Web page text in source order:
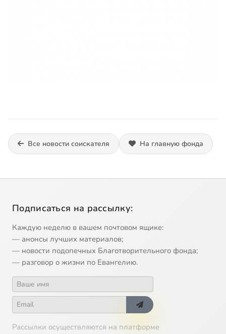
Все новости соискателя На главную фонда
Подписаться на рассылку:
Каждую неделю в вашем почтовом ящике:
— анонсы лучших материалов;
— новости подопечных Благотворительного фонда;
— разговор о жизни по Евангелию.
Рассылки осуществляются на платформе